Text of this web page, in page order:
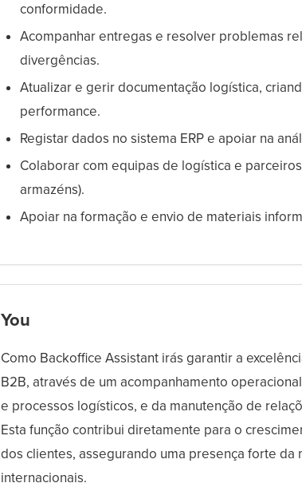
conformidade.
Acompanhar entregas e resolver problemas
divergências.
Atualizar e gerir documentação logística,
performance.
Registar dados no sistema ERP e apoiar na
Colaborar com equipas de logística e
armazéns).
Apoiar na formação e envio de materiais
You
Como Backoffice Assistant irás garantir a
B2B, através de um acompanhamento
e processos logísticos, e da manutenção de
Esta função contribui diretamente para o
dos clientes, assegurando uma presença forte da
internacionais.